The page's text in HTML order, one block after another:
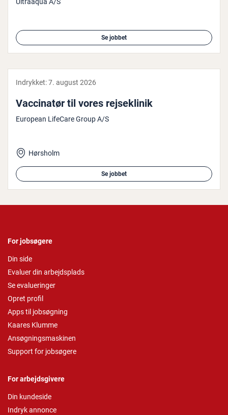
Se jobbet
Indrykket:7. august 2026
Vac­ci­na­tør til vores rej­se­kli­nik
European LifeCare Group A/S
Hørsholm
Se jobbet
For jobsøgere
Din side
Evaluer din arbejdsplads
Se evalueringer
Opret profil
Apps til jobsøgning
Kaares Klumme
Ansøgningsmaskinen
Support for jobsøgere
For arbejdsgivere
Din kundeside
Indryk annonce